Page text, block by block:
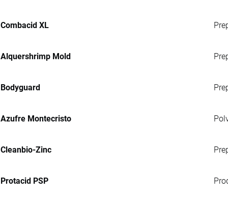
Combacid XL
Alquershrimp Mold
Bodyguard
Azufre Montecristo
Cleanbio-Zinc
Protacid PSP